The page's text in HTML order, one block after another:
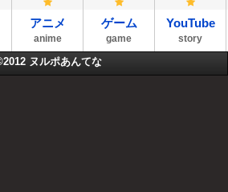
アニメ
anime
ゲーム
game
YouTube
story
ヌルポあんてな